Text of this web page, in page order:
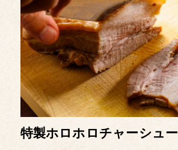
特製ホロホロチャーシュー